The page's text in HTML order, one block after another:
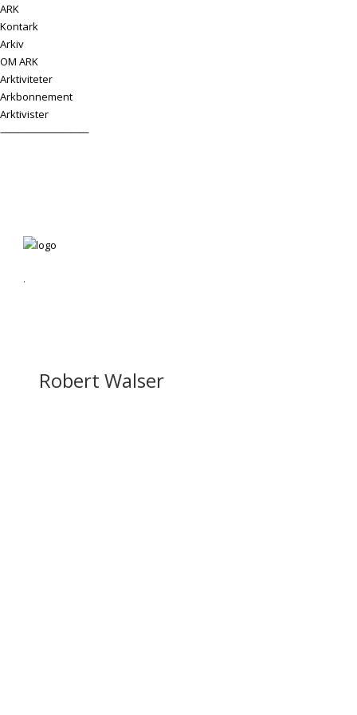
ARK
Kontark
Arkiv
OM ARK
Arktiviteter
Arkbonnement
Arktivister
——————————
.
Robert Walser